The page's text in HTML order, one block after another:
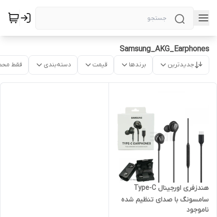
Samsung_AKG_Earphones
جدیدترین برندها قیمت دسته‌بندی فقط
هندزفری اورجینال Type-C
سامسونگ با صدای تنظیم شده
AKG | کیفیت بالا + میکروفونناموجود